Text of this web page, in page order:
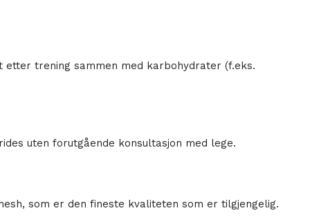
trening sammen med karbohydrater (f.eks.
uten forutgående konsultasjon med lege.
som er den fineste kvaliteten som er tilgjengelig.